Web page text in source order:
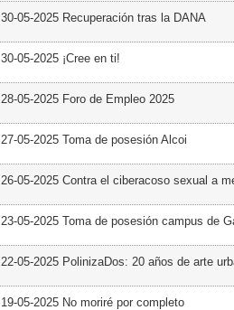
30-05-2025 Recuperación tras la DANA
30-05-2025 ¡Cree en ti!
28-05-2025 Foro de Empleo 2025
27-05-2025 Toma de posesión Alcoi
26-05-2025 Contra el ciberacoso sexual a
23-05-2025 Toma de posesión campus de
22-05-2025 PolinizaDos: 20 años de arte
19-05-2025 No moriré por completo